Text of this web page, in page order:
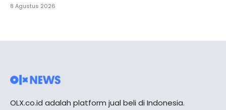
8 Agustus 2026
OLX.co.id adalah platform jual beli di Indonesia.